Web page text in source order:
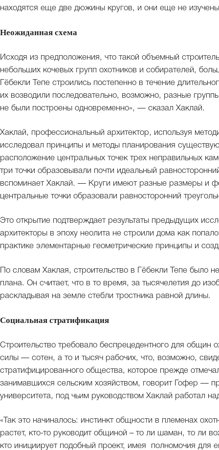
находятся еще две дюжины кругов, и они еще не
Неожиданная схема
Исходя из предположения, что такой объемный
небольших кочевых групп охотников и собирателей,
Гёбекли Тепе строились постепенно в течение
их возводили последовательно, возможно, разные
не были построены одновременно», — сказал Хаклай.
Хаклай, профессиональный архитектор, используя
исследовал принципы и методы планирования
расположение центральных точек трех неправильных
три точки образовывали почти идеальный
вспоминает Хаклай. — Круги имеют разные размеры и
центральные точки образовали равносторонний
Это открытие подтверждает результаты предыдущих
архитекторы в эпоху неолита не строили дома как
практике элементарные геометрические принципы и
По словам Хаклая, строительство в Гёбекли Тепе было
плана. Он считает, что в то время, за тысячелетия до
раскладывая на земле стебли тростника равной длины.
Социальная стратификация
Строительство требовало беспрецедентного для общин
силы — сотен, а то и тысяч рабочих, что, возможно,
стратифицированного общества, которое прежде
занимавшихся сельским хозяйством, говорит Гофер —
университета, под чьим руководством Хаклай работал
«Так это начиналось: инстинкт общности в племенах
растет, кто-то руководит общиной – то ли шаман, то ли
кто инициирует подобный проект, имея полномочия для